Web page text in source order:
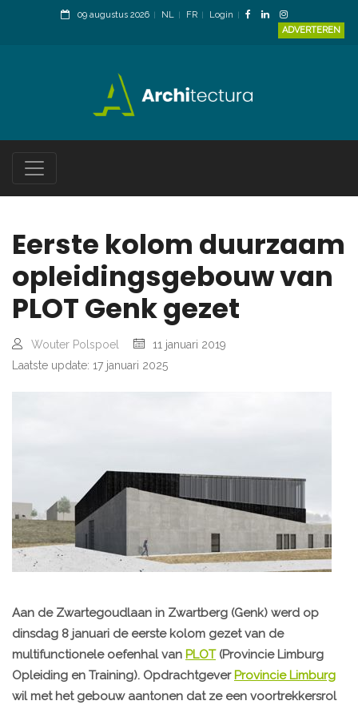
09 augustus 2026 NL FR
Login
ADVERTEREN
Eerste kolom duurzaam
opleidingsgebouw van
PLOT Genk gezet
Wouter Polspoel
11 januari 2019
Laatste update: 17 januari 2025
Aan de Zwartegoudlaan in Zwartberg (Genk) werd op
dinsdag 8 januari de eerste kolom gezet van de
multifunctionele oefenhal van PLOT(Provincie Limburg
Opleiding en Training). Opdrachtgever Provincie Limburg
wil met het gebouw aantonen dat ze een voortrekkersrol